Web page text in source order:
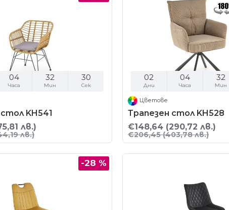
04
Часа
32
Мин
29
Сек
KH541
лв.)
лв.)
02
Дни
04
Часа
32
Мин
Цветове
Трапезен стол KH528
€148,64 (290,72 лв.)
€206,45(403,78 лв.)
-28 %